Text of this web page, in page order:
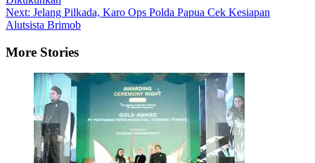
navigation
Next: Jelang Pilkada, Karo Ops Polda Papua Cek Kesiapan
Alutsista Brimob
More Stories